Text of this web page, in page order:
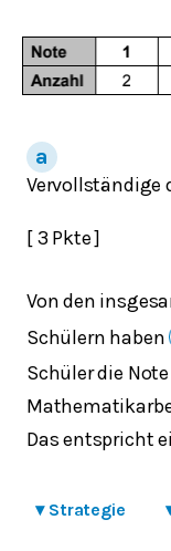
Vervollständige
[ 3 Pkte ]
Von den
Schülern haben
Schüler die
Das entspricht
▾ Strategie